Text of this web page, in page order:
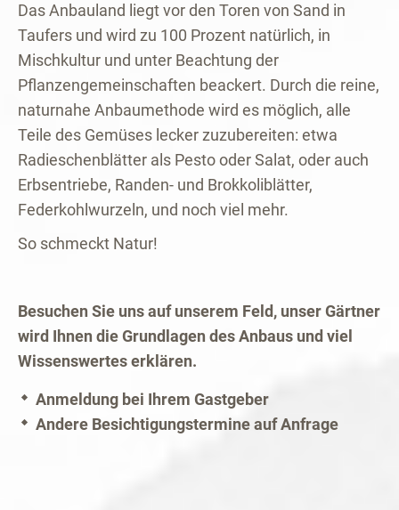
Das Anbauland liegt vor den Toren von Sand in
Taufers und wird zu 100 Prozent natürlich, in
Mischkultur und unter Beachtung der
Pflanzengemeinschaften beackert. Durch die reine,
naturnahe Anbaumethode wird es möglich, alle
Teile des Gemüses lecker zuzubereiten: etwa
Radieschenblätter als Pesto oder Salat, oder auch
Erbsentriebe, Randen- und Brokkoliblätter,
Federkohlwurzeln, und noch viel mehr.
So schmeckt Natur!
Besuchen Sie uns auf unserem Feld, unser Gärtner
wird Ihnen die Grundlagen des Anbaus und viel
Wissenswertes erklären.
Anmeldung bei Ihrem Gastgeber
Andere Besichtigungstermine auf Anfrage